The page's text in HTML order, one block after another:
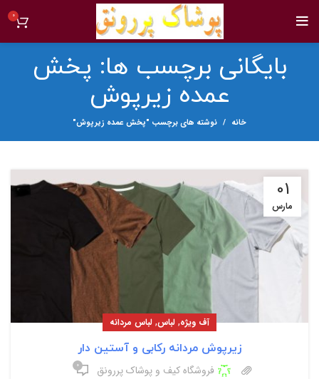
0
بایگانی برچسب ها: پخش
عمده زیرپوش
خانه نوشته های برچسب "پخش عمده زیرپوش"
01
مارس
آف ویژه, لباس, لباس مردانه
زیرپوش مردانه رکابی و آستین دار
فروشگاه کیف و پوشاک پررونق ۰